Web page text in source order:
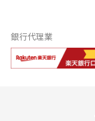
銀行代理業